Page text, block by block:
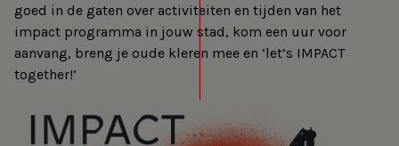
goed in de gaten over activiteiten en tijden van het
impact programma in jouw stad, kom een uur voor
aanvang, breng je oude kleren mee en ‘let’s IMPACT
together!’